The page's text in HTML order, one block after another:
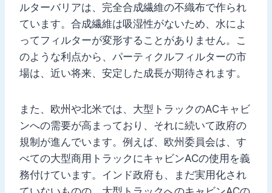
ルターバリアは、完全合成繊維の不織布で作られ
ています。合成繊維は吸湿性がないため、水によ
ってフィルターが変形することがありません。こ
のような利点から、パーティクルフィルターの市
場は、近い将来、安定した成長が期待されます。
また、欧州や北米では、大型トラックのACキャビ
ンへの需要が高まっており、それに続いて政府の
規制が進んでいます。例えば、欧州委員会は、す
べての大型商用トラックにキャビンACの使用を義
務付けています。インド政府も、まだ実用化され